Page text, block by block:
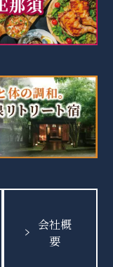
会社概
要